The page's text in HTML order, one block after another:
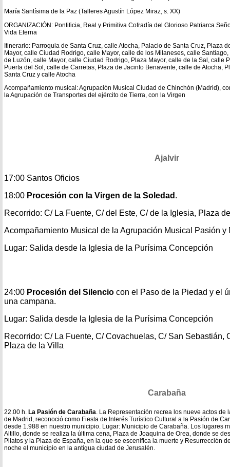
María Santísima de la Paz (Talleres Agustín López Miraz, s. XX)
ORGANIZACIÓN: Pontificia, Real y Primitiva Cofradía del Glorioso Patriarca
Vida Eterna
Itinerario: Parroquia de Santa Cruz, calle Atocha, Palacio de Santa Cruz, Plaza
Mayor, calle Ciudad Rodrigo, calle Mayor, calle de los Milaneses, calle
de Luzón, calle Mayor, calle Ciudad Rodrigo, Plaza Mayor, calle de la Sal, calle
Puerta del Sol, calle de Carretas, Plaza de Jacinto Benavente, calle de Atocha,
Santa Cruz y calle Atocha
Acompañamiento musical: Agrupación Musical Ciudad de Chinchón (Madrid),
la Agrupación de Transportes del ejército de Tierra, con la Virgen
Ajalvir
17:00 Santos Oficios
18:00 Procesión con la Virgen de la Soledad .
Recorrido: C/ La Fuente, C/ del Este, C/ de la Iglesia, Plaza
Acompañamiento Musical de la Agrupación Musical Pasión y
Lugar: Salida desde la Iglesia de la Purísima Concepción
24:00 Procesión del Silencio con el Paso de la Piedad y el
una campana.
Lugar: Salida desde la Iglesia de la Purísima Concepción
Recorrido: C/ La Fuente, C/ Covachuelas, C/ San Sebastián,
Plaza de la Villa
Carabaña
22.00 h. La Pasión de Carabaña. La Representación recrea los nueve actos de
de Madrid, reconoció como Fiesta de Interés Turístico Cultural a la Pasión de
desde 1.988 en nuestro municipio. Lugar: Municipio de Carabaña. Los lugares
Altillo, donde se realiza la última cena, Plaza de Joaquina de Orea, donde se
Pilatos y la Plaza de España, en la que se escenifica la muerte y Resurrección
noche el municipio en la antigua ciudad de Jerusalén.